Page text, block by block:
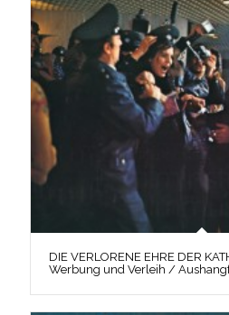
DIE VERLORENE EHRE DER
Werbung und Verleih /